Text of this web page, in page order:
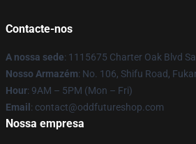
Contacte-nos
A nossa sede: 1115675 Charter Oak Blvd
Nosso Armazém: No. 106, Shifu Road,
Hour: 9AM – 5PM (Mon – Fri)
Email : contact@oddfutureshop.com
Nossa empresa